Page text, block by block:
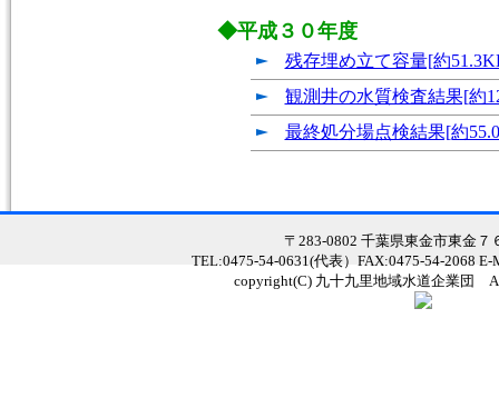
◆平成３０年度
残存埋め立て容量[約
観測井の水質検査結果[約
最終処分場点検結果[約
〒283-0802 千葉県東金市東金７
TEL:0475-54-0631(代表）FAX:0475-54-2068
copyright(C) 九十九里地域水道企業団